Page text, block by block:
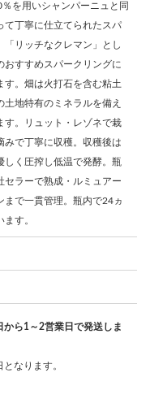
を用いシャンパーニュと同
て丁寧に仕立てられたスパ
「リッチなクレマン」とし
おすすめスパークリングに
す。畑は火打石を含む粘土
地特有のミネラルを備え
す。リュット・レゾネで栽
みで丁寧に収穫。収穫後は
しく圧搾し低温で発酵。瓶
セラーで熟成・ルミュアー
まで一貫管理。瓶内で24ヵ
す。
から1～2営業日で発送しま
なります。